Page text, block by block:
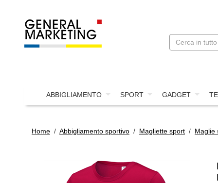
ABBIGLIAMENTO SPORT GADGET
Home / Abbigliamento sportivo / Magliette sport / Maglie